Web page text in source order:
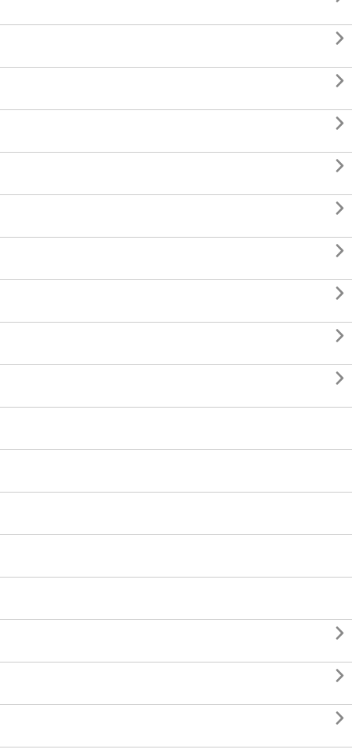











